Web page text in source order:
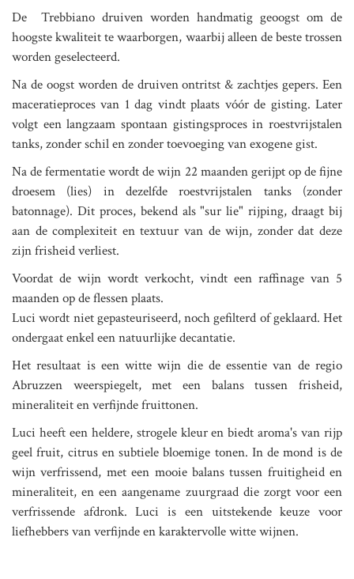
De Trebbiano druiven worden handmatig geoogst om de
hoogste kwaliteit te waarborgen, waarbij alleen de beste trossen
worden geselecteerd.
Na de oogst worden de druiven ontritst & zachtjes gepers. Een
maceratieproces van 1 dag vindt plaats vóór de gisting. Later
volgt een langzaam spontaan gistingsproces in roestvrijstalen
tanks, zonder schil en zonder toevoeging van exogene gist.
Na de fermentatie wordt de wijn 22 maanden gerijpt op de fijne
droesem (lies) in dezelfde roestvrijstalen tanks (zonder
batonnage). Dit proces, bekend als "sur lie" rijping, draagt bij
aan de complexiteit en textuur van de wijn, zonder dat deze
zijn frisheid verliest.
Voordat de wijn wordt verkocht, vindt een raffinage van 5
maanden op de flessen plaats.
Luci wordt niet gepasteuriseerd, noch gefilterd of geklaard. Het
ondergaat enkel een natuurlijke decantatie.
Het resultaat is een witte wijn die de essentie van de regio
Abruzzen weerspiegelt, met een balans tussen frisheid,
mineraliteit en verfijnde fruittonen.
Luci heeft een heldere, strogele kleur en biedt aroma's van rijp
geel fruit, citrus en subtiele bloemige tonen. In de mond is de
wijn verfrissend, met een mooie balans tussen fruitigheid en
mineraliteit, en een aangename zuurgraad die zorgt voor een
verfrissende afdronk. Luci is een uitstekende keuze voor
liefhebbers van verfijnde en karaktervolle witte wijnen.